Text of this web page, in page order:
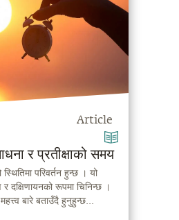
Article
र प्रतीक्षाको समय
परिवर्तन हुन्छ । यो
र दक्षिणायनको रूपमा चिनिन्छ ।
महत्त्व बारे बताउँदै हुनुहुन्छ...